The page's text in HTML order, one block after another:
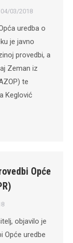
04/03/2018
uredba o
je javno
provedbi, a
Zeman iz
te
Keglović
Opće
objavilo je
Opće uredbe